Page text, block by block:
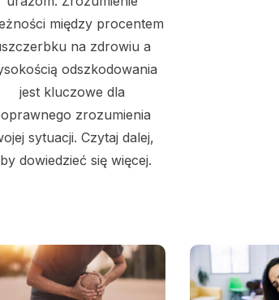
między procentem
na zdrowiu a
odszkodowania
jest kluczowe dla
zrozumienia
sytuacji. Czytaj dalej,
dowiedzieć się więcej.